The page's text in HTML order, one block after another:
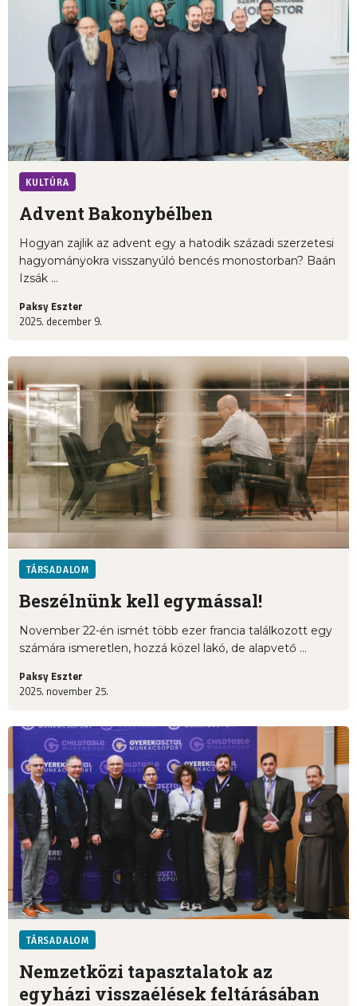
KULTÚRA
Advent Bakonybélben
Hogyan zajlik az advent egy a hatodik századi szerzetesi
hagyományokra visszanyúló bencés monostorban? Baán
Izsák ...
Paksy Eszter
2025. december 9.
TÁRSADALOM
Beszélnünk kell egymással!
November 22-én ismét több ezer francia találkozott egy
számára ismeretlen, hozzá közel lakó, de alapvető ...
Paksy Eszter
2025. november 25.
TÁRSADALOM
Nemzetközi tapasztalatok az
egyházi visszaélések feltárásában